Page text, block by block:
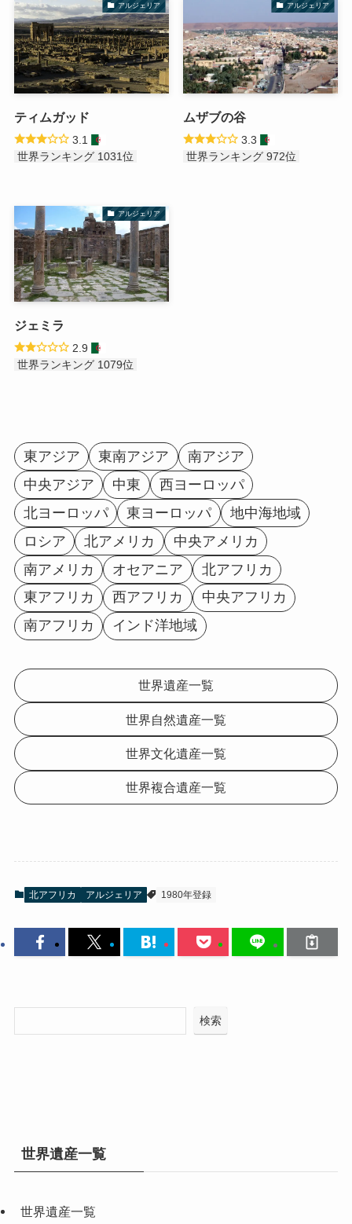
アルジェリア
ティムガッド
3.1
世界ランキング 1031位
アルジェリア
ムザブの谷
3.3
世界ランキング 972位
アルジェリア
ジェミラ
2.9
世界ランキング 1079位
東アジア 東南アジア
南アジア
中央アジア
中東
西ヨーロッパ
北ヨーロッパ
東ヨーロッパ
地中海地域
ロシア
北アメリカ
中央アメリカ
南アメリカ
オセアニア
北アフリカ
東アフリカ
西アフリカ
中央アフリカ
南アフリカ
インド洋地域
世界遺産一覧
世界自然遺産一覧
世界文化遺産一覧
世界複合遺産一覧
北アフリカ アルジェリア 1980年登録
検索
世界遺産一覧
世界遺産一覧